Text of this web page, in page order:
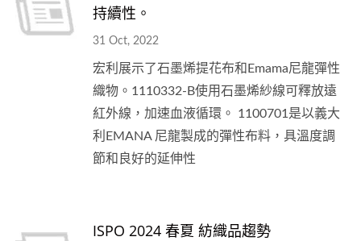
持續性。
31 Oct, 2022
宏利展示了石墨烯提花布和Emama尼龍彈性
織物。1110332-B使用石墨烯紗線可釋放遠
紅外線，加速血液循環。 1100701是以義大
利EMANA 尼龍製成的彈性布料，具溫度調
節和良好的延伸性
ISPO 2024 春夏 紡織品趨勢